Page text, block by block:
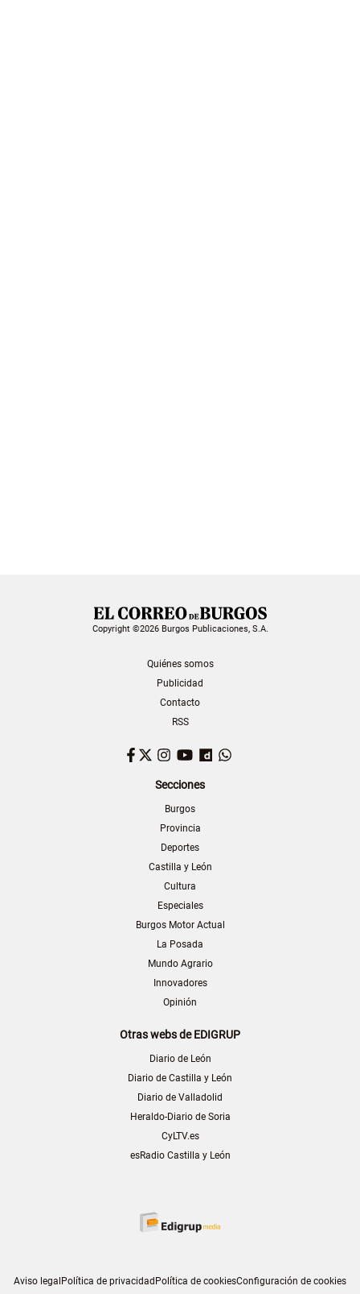
Copyright ©2026 Burgos Publicaciones, S.A.
Quiénes somos
Publicidad
Contacto
RSS
Facebook
TwitterInstagram
YouTubeDailymotion
Secciones
Burgos
Provincia
Deportes
Castilla y León
Cultura
Especiales
Burgos Motor Actual
La Posada
Mundo Agrario
Innovadores
Opinión
Otras webs de EDIGRUP
Diario de León
Diario de Castilla y León
Diario de Valladolid
Heraldo-Diario de Soria
CyLTV.es
esRadio Castilla y León
Aviso legalPolítica de privacidadPolítica de cookiesConfiguración de cookies